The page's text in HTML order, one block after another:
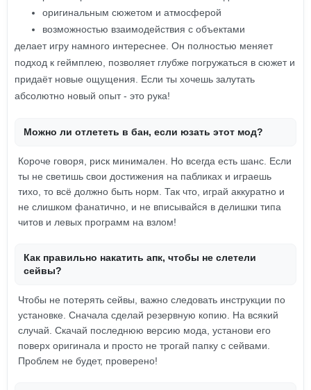
оригинальным сюжетом и атмосферой
возможностью взаимодействия с объектами
делает игру намного интереснее. Он полностью меняет
подход к геймплею, позволяет глубже погружаться в сюжет и
придаёт новые ощущения. Если ты хочешь залутать
абсолютно новый опыт - это рука!
Можно ли отлететь в бан, если юзать этот мод?
Короче говоря, риск минимален. Но всегда есть шанс. Если
ты не светишь свои достижения на пабликах и играешь
тихо, то всё должно быть норм. Так что, играй аккуратно и
не слишком фанатично, и не вписывайся в делишки типа
читов и левых программ на взлом!
Как правильно накатить апк, чтобы не слетели
сейвы?
Чтобы не потерять сейвы, важно следовать инструкции по
установке. Сначала сделай резервную копию. На всякий
случай. Скачай последнюю версию мода, установи его
поверх оригинала и просто не трогай папку с сейвами.
Проблем не будет, проверено!